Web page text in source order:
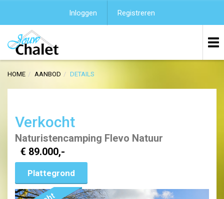
Inloggen Registreren
HOME AANBOD DETAILS
Verkocht
Naturistencamping Flevo Natuur
€ 89.000,-
Plattegrond